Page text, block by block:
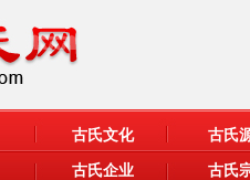
古氏文化
古氏
古氏企业
古氏